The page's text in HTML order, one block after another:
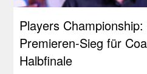
Players
Premieren-Sieg für
Halbfinale